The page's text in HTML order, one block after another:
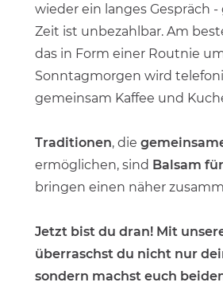
wieder ein langes Gespräch
Zeit ist unbezahlbar. Am
das in Form einer Routnie
Sonntagmorgen wird
gemeinsam Kaffee und
Traditionen, die
ermöglichen, sind Balsam
bringen einen näher
Jetzt bist du dran! Mit
überraschst du nicht nur
sondern machst euch